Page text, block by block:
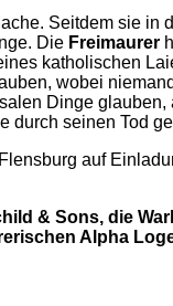
Seitdem sie in
Die Freimaurer
katholischen
wobei
Dinge
seinen Tod
auf
& Sons, die
Alpha